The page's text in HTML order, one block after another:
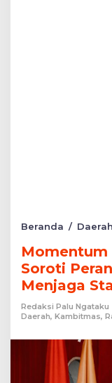
Beranda / Daerah
Momentum
Soroti
Menjaga
Redaksi Palu Ngataku
Daerah, Kambitmas,